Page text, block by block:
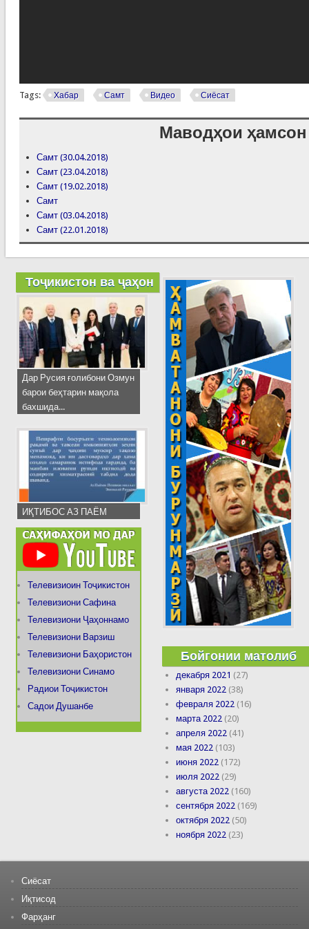
Tags: Хабар Самт Видео Сиёсат
Маводҳои ҳамсон
Самт (30.04.2018)
Самт (23.04.2018)
Самт (19.02.2018)
Самт
Самт (03.04.2018)
Самт (22.01.2018)
Тоҷикистон ва ҷаҳон
Дар Русия ғолибони Озмун
барои беҳтарин мақола
бахшида...
ИҚТИБОС АЗ ПАЁМ
Телевизиоин Тоҷикистон
Телевизиони Сафина
Телевизиони Ҷаҳоннамо
Телевизиони Варзиш
Телевизиони Баҳористон
Телевизиони Синамо
Радиои Тоҷикистон
Садои Душанбе
Бойгонии матолиб
декабря 2021 (27)
января 2022 (38)
февраля 2022 (16)
марта 2022 (20)
апреля 2022 (41)
мая 2022 (103)
июня 2022 (172)
июля 2022 (29)
августа 2022 (160)
сентября 2022 (169)
октября 2022 (50)
ноября 2022 (23)
Сиёсат
Иқтисод
Фарҳанг